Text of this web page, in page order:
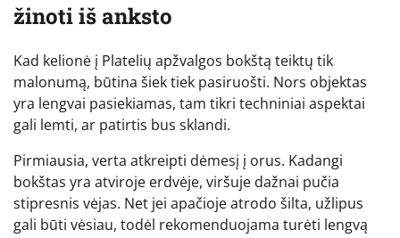
žinoti iš anksto
Kad kelionė į Platelių apžvalgos bokštą teiktų tik
malonumą, būtina šiek tiek pasiruošti. Nors objektas
yra lengvai pasiekiamas, tam tikri techniniai aspektai
gali lemti, ar patirtis bus sklandi.
Pirmiausia, verta atkreipti dėmesį į orus. Kadangi
bokštas yra atviroje erdvėje, viršuje dažnai pučia
stipresnis vėjas. Net jei apačioje atrodo šilta, užlipus
gali būti vėsiau, todėl rekomenduojama turėti lengvą